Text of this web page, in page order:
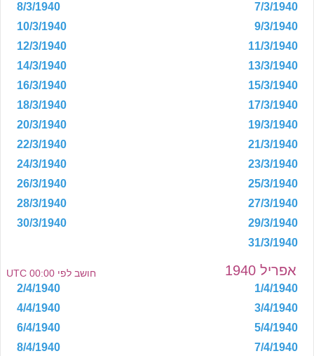
7/3/1940
8/3/1940
9/3/1940
10/3/1940
11/3/1940
12/3/1940
13/3/1940
14/3/1940
15/3/1940
16/3/1940
17/3/1940
18/3/1940
19/3/1940
20/3/1940
21/3/1940
22/3/1940
23/3/1940
24/3/1940
25/3/1940
26/3/1940
27/3/1940
28/3/1940
29/3/1940
30/3/1940
31/3/1940
אפריל 1940 חושב לפי 00:00 UTC
1/4/1940
2/4/1940
3/4/1940
4/4/1940
5/4/1940
6/4/1940
7/4/1940
8/4/1940